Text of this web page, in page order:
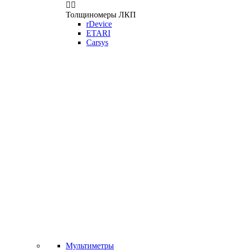
 
Толщиномеры ЛКП
rDevice
ETARI
Carsys
Мультиметры